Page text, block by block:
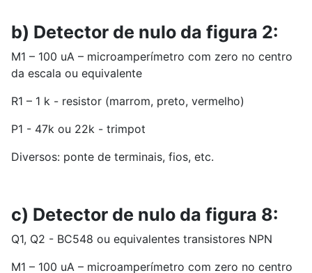
b) Detector de nulo da figura 2:
M1 – 100 uA – microamperímetro com zero no centro
da escala ou equivalente
R1 – 1 k - resistor (marrom, preto, vermelho)
P1 - 47k ou 22k - trimpot
Diversos: ponte de terminais, fios, etc.
c) Detector de nulo da figura 8:
Q1, Q2 - BC548 ou equivalentes transistores NPN
M1 – 100 uA – microamperímetro com zero no centro